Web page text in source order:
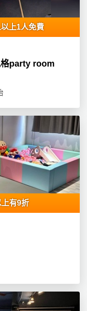
上1人免費
party room
有9折